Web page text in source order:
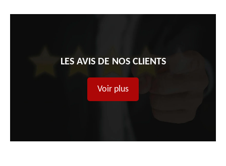
LES AVIS DE NOS CLIENTS
Voir plus